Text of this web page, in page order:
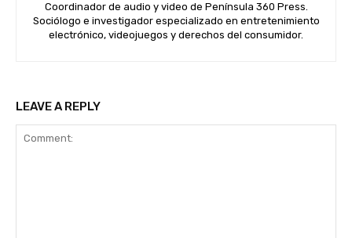
Coordinador de audio y video de Península 360 Press.
Sociólogo e investigador especializado en entretenimiento
electrónico, videojuegos y derechos del consumidor.
LEAVE A REPLY